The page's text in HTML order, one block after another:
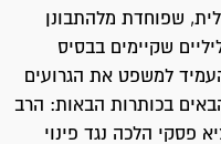
שפוחדת מלהתבונן
שקיימים בבסיס
למשפט את הגרועים
בכותרות הבאות: הרב
פסקי הלכה נגד פינוי